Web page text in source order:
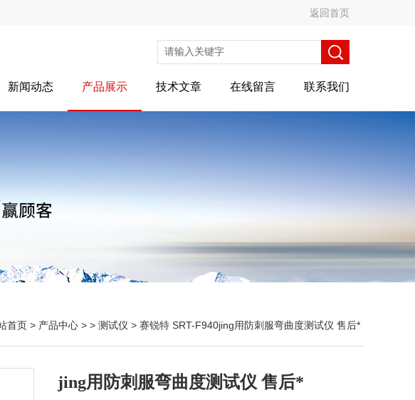
返回首页
新闻动态 产品展示 技术文章 在线留言 联系我们
首页 > 产品中心 > > 测试仪 > 赛锐特 SRT-F940jing用防刺服弯曲度测试仪 售后*
jing用防刺服弯曲度测试仪 售后*